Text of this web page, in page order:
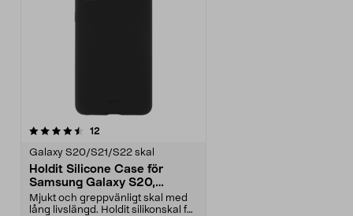
12
Galaxy S20/S21/S22 skal
Holdit Silicone Case för
Samsung Galaxy S20,
mobilskal
Mjukt och greppvänligt skal med
lång livslängd. Holdit silikonskal för